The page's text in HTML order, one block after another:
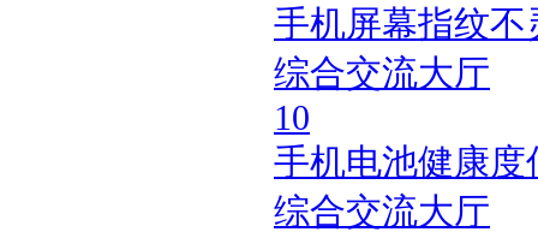
手机屏幕指纹
综合交流大厅
10
手机电池健康度
综合交流大厅